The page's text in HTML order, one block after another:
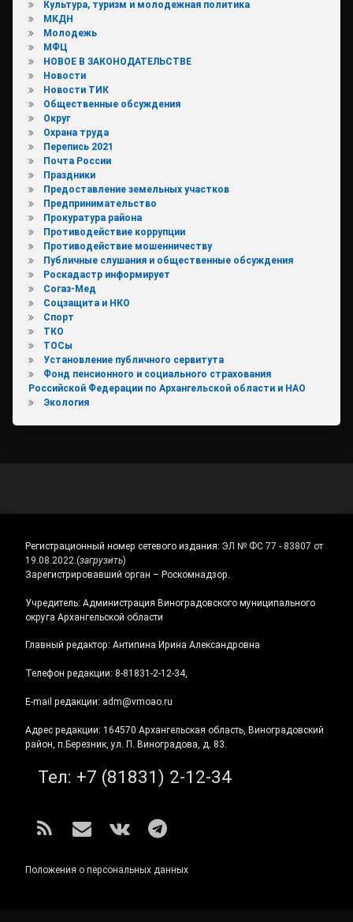
Культура, туризм и молодежная политика
МКДН
Молодежь
МФЦ
НОВОЕ В ЗАКОНОДАТЕЛЬСТВЕ
Новости
Новости ТИК
Общественные обсуждения
Округ
Охрана труда
Перепись 2021
Почта России
Праздники
Предоставление земельных участков
Предпринимательство
Прокуратура района
Противодействие коррупции
Противодействие мошенничеству
Публичные слушания и общественные обсуждения
Роскадастр информирует
Согаз-Мед
Соцзащита и НКО
Спорт
ТКО
ТОСы
Установление публичного сервитута
Фонд пенсионного и социального страхования
Российской Федерации по Архангельской области и НАО
Экология
Регистрационный номер сетевого издания: ЭЛ № ФС 77 - 83807 от
19.08.2022. (загрузить)
Зарегистрировавший орган – Роскомнадзор.
Учредитель: Администрация Виноградовского муниципального
округа Архангельской области
Главный редактор: Антипина Ирина Александровна
Телефон редакции: 8-81831-2-12-34,
E-mail редакции: adm@vmoao.ru
Адрес редакции: 164570 Архангельская область, Виноградовский
район, п.Березник, ул. П. Виноградова, д. 83.
Тел: +7 (81831) 2-12-34
RSS E-mailВКонтакте
Telegram
Положения о персональных данных